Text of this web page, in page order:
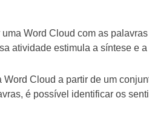
Word Cloud com as
atividade estimula a síntese e
Cloud a partir de um
é possível identificar os